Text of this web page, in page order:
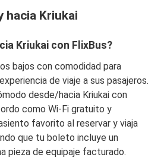
hacia Kriukai
Kriukai con FlixBus?
bajos con comodidad para
de viaje a sus pasajeros.
desde/hacia Kriukai con
como Wi-Fi gratuito y
favorito al reservar y viaja
que tu boleto incluye un
pieza de equipaje facturado.